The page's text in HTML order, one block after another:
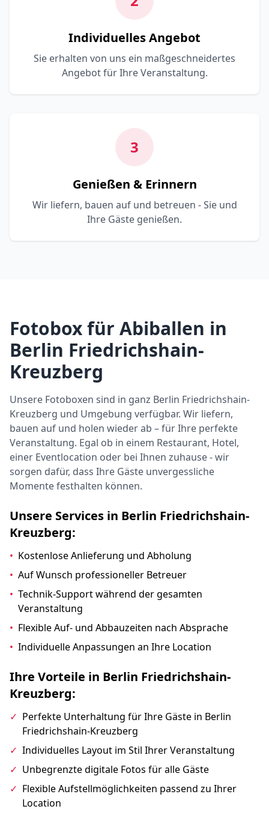
Individuelles Angebot
Sie erhalten von uns ein maßgeschneidertes
Angebot für Ihre Veranstaltung.
3
Genießen & Erinnern
Wir liefern, bauen auf und betreuen - Sie und
Ihre Gäste genießen.
Fotobox für Abiballen in
Berlin Friedrichshain-
Kreuzberg
Unsere Fotoboxen sind in ganz Berlin Friedrichshain-
Kreuzberg und Umgebung verfügbar. Wir liefern,
bauen auf und holen wieder ab – für Ihre perfekte
Veranstaltung. Egal ob in einem Restaurant, Hotel,
einer Eventlocation oder bei Ihnen zuhause - wir
sorgen dafür, dass Ihre Gäste unvergessliche
Momente festhalten können.
Unsere Services in Berlin Friedrichshain-
Kreuzberg:
• Kostenlose Anlieferung und Abholung
• Auf Wunsch professioneller Betreuer
• Technik-Support während der gesamten
Veranstaltung
• Flexible Auf- und Abbauzeiten nach Absprache
• Individuelle Anpassungen an Ihre Location
Ihre Vorteile in Berlin Friedrichshain-
Kreuzberg:
✓ Perfekte Unterhaltung für Ihre Gäste in Berlin
Friedrichshain-Kreuzberg
✓ Individuelles Layout im Stil Ihrer Veranstaltung
✓ Unbegrenzte digitale Fotos für alle Gäste
✓ Flexible Aufstellmöglichkeiten passend zu Ihrer
Location